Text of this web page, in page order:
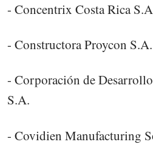
- Concentrix Costa Rica
- Constructora Proycon S.A.
- Corporación de
S.A.
- Covidien Manufacturing